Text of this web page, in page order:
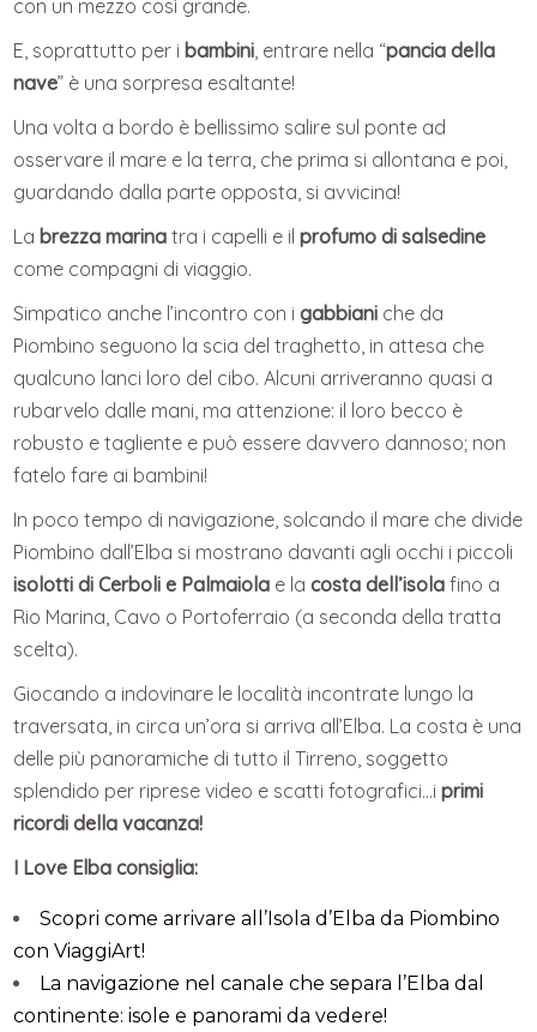
con un mezzo così grande.
E, soprattutto per ibambini, entrare nella “pancia della
nave” è una sorpresa esaltante!
Una volta a bordo è bellissimo salire sul ponte ad
osservare il mare e la terra, che prima si allontana e poi,
guardando dalla parte opposta, si avvicina!
Labrezza marina tra i capelli e ilprofumo di salsedine
come compagni di viaggio.
Simpatico anche l’incontro con igabbiani che da
Piombino seguono la scia del traghetto, in attesa che
qualcuno lanci loro del cibo. Alcuni arriveranno quasi a
rubarvelo dalle mani, ma attenzione: il loro becco è
robusto e tagliente e può essere davvero dannoso; non
fatelo fare ai bambini!
In poco tempo di navigazione, solcando il mare che divide
Piombino dall’Elba si mostrano davanti agli occhi i piccoli
isolotti di Cerboli e Palmaiola e lacosta dell’isola fino a
Rio Marina, Cavo o Portoferraio (a seconda della tratta
scelta).
Giocando a indovinare le località incontrate lungo la
traversata, in circa un’ora si arriva all’Elba. La costa è una
delle più panoramiche di tutto il Tirreno, soggetto
splendido per riprese video e scatti fotografici…iprimi
ricordi della vacanza!
I Love Elba consiglia:
Scopri come arrivare all’Isola d’Elba da Piombino
con ViaggiArt!
La navigazione nel canale che separa l’Elba dal
continente: isole e panorami da vedere!